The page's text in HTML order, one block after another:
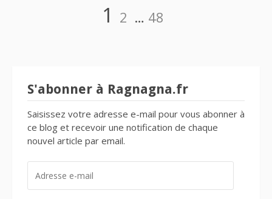
Page
1 Page
2 … Page
48
S'abonner à Ragnagna.fr
Saisissez votre adresse e-mail pour vous abonner à
ce blog et recevoir une notification de chaque
nouvel article par email.
MAIL